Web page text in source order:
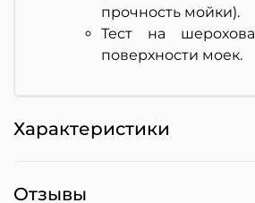
прочность мойки).
Тест на
поверхности моек.
Характеристики
Отзывы